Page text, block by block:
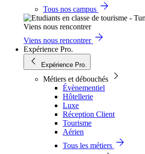
Tous nos campus
Viens nous rencontrer
Viens nous rencontrer
Expérience Pro.
Expérience Pro.
Métiers et débouchés
Évènementiel
Hôtellerie
Luxe
Réception Client
Tourisme
Aérien
Tous les métiers